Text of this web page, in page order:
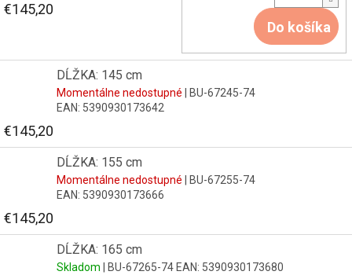
€145,20
Do košíka
DĹŽKA: 145 cm
Momentálne nedostupné
| BU-67245-74
EAN: 5390930173642
€145,20
DĹŽKA: 155 cm
Momentálne nedostupné
| BU-67255-74
EAN: 5390930173666
€145,20
DĹŽKA: 165 cm
Skladom | BU-67265-74 EAN: 5390930173680